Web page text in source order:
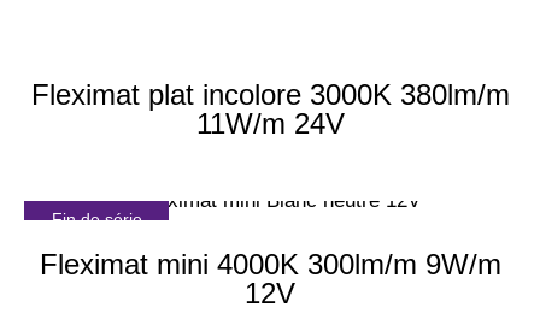
Fleximat plat incolore 3000K 380lm/m
11W/m 24V
Fin de série
Fleximat mini 4000K 300lm/m 9W/m
12V